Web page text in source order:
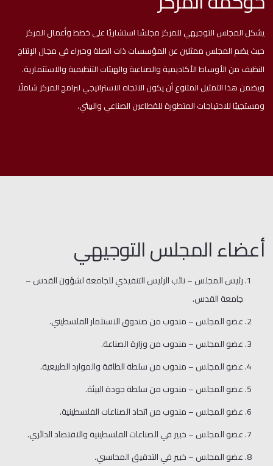
يشكل المجلس التوجيهي للمركز مجلسًا استشاريًا على خطط وأعمال المركز
حيث يضم المجلس ممثلين عن المؤسسات ذات الصلة وخبراء في مجال الإنتاج
النظيف من الأوساط الأكاديمية والصناعية والهيئات التنظيمية والاستثمارية.
ويضمن هذا التمثيل المتنوع أن يكون الاتجاه الاستراتيجي لبرامج المركز شاملًا
ومستجيبًا للاحتياجات المتطورة للقطاعين الصناعي والبيئي.
أعضاء المجلس التوجيهي
رئيس المجلس – نائب الرئيس التنفيذي للجامعة لشؤون القدس –
جامعة القدس.
عضو المجلس – مندوب من صندوق الاستثمار الفلسطيني.
عضو المجلس – مندوب من وزارة الصناعة.
عضو المجلس – مندوب من سلطة الطاقة والموارد الطبيعية.
عضو المجلس – مندوب من سلطة جودة البيئة.
عضو المجلس – مندوب من اتحاد الصناعات الفلسطينية.
عضو المجلس – خبير في الصناعات الفلسطينية والاقتصاد الدائري.
عضو المجلس – خبير في التدقيق المحاسبي.